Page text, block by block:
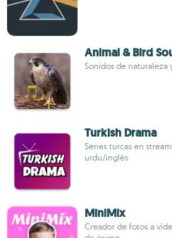
Animal & Bird
Sonidos de naturaleza
Turkish Drama
Series turcas en
urdu/inglés
MiniMix
Creador de fotos a